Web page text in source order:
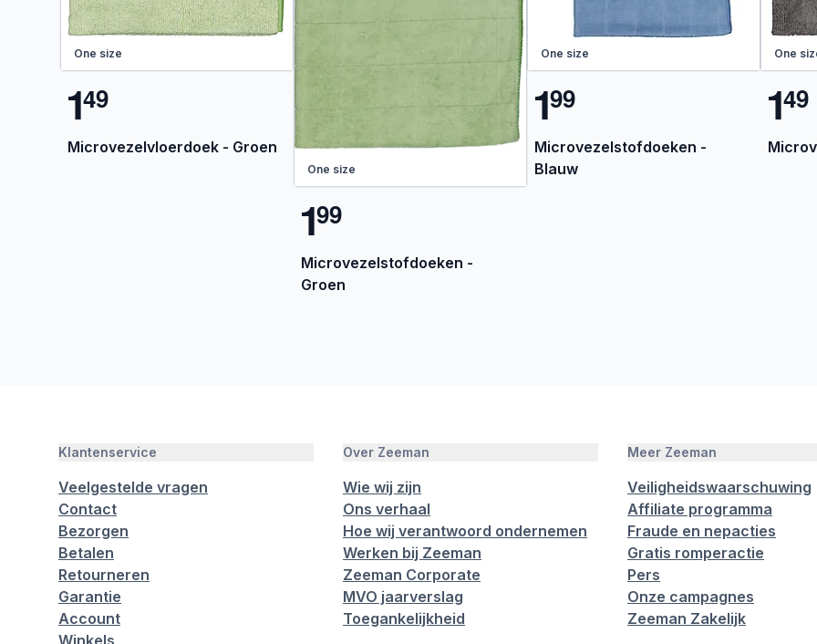
One size
149
Microvezelvloerdoek - Groen
One size
199
Microvezelstofdoeken -
Groen
One size
199
Microvezelstofdoeken -
Blauw
One
149
Klantenservice
Veelgestelde vragen
Contact
Bezorgen
Betalen
Retourneren
Garantie
Account
Winkels
Over Zeeman
Wie wij zijn
Ons verhaal
Hoe wij verantwoord ondernemen
Werken bij Zeeman
Zeeman Corporate
MVO jaarverslag
Toegankelijkheid
Meer Zeeman
Veiligheidswaarschuwing
Affiliate programma
Fraude en nepacties
Gratis romperactie
Pers
Onze campagnes
Zeeman Zakelijk